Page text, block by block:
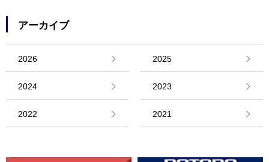
アーカイブ
2026 2025
2024 2023
2022 2021